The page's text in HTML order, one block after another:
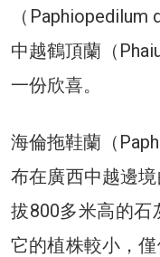
（
中越鶴頂蘭（
一份欣喜。
海倫拖鞋蘭（
布在廣西中越邊
拔800多米高的
它的植株較小，